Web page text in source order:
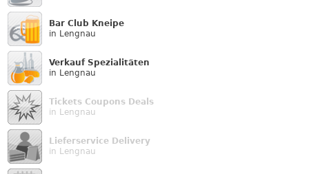
Bar Club Kneipe
in Lengnau
Verkauf Speziali­täten
in Lengnau
Tickets Coupons Deals
in Lengnau
Lieferservice Delivery
in Lengnau